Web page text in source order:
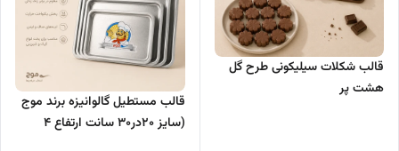
قالب شکلات سیلیکونی طرح گل
هشت پر
قالب مستطیل گالوانیزه برند موج
(سایز 20در30 سانت ارتفاع 4